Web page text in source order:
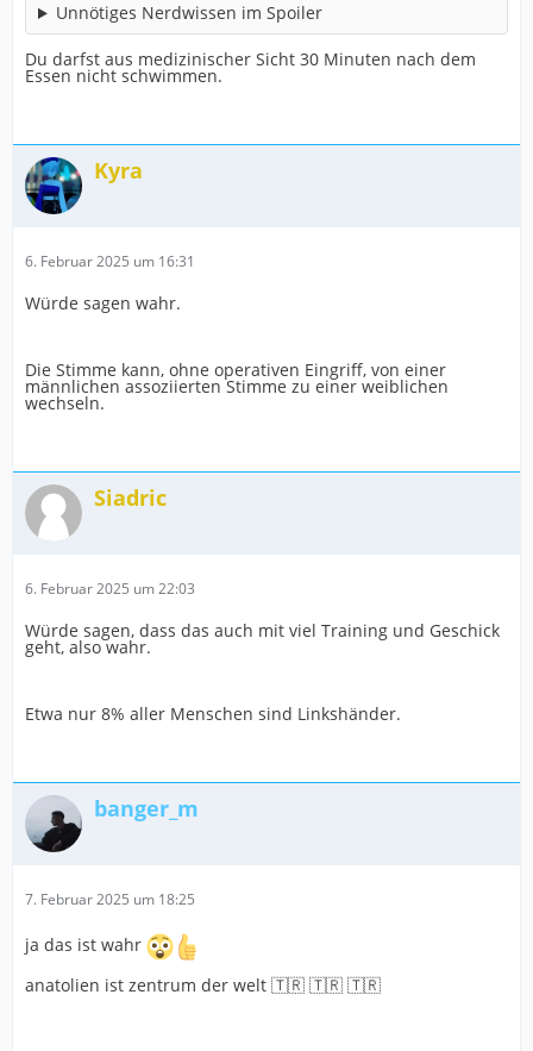
Unnötiges Nerdwissen im Spoiler
Du darfst aus medizinischer Sicht 30 Minuten nach dem
Essen nicht schwimmen.
Kyra
6. Februar 2025 um 16:31
Würde sagen wahr.
Die Stimme kann, ohne operativen Eingriff, von einer
männlichen assoziierten Stimme zu einer weiblichen
wechseln.
Siadric
6. Februar 2025 um 22:03
Würde sagen, dass das auch mit viel Training und Geschick
geht, also wahr.
Etwa nur 8% aller Menschen sind Linkshänder.
banger_m
7. Februar 2025 um 18:25
ja das ist wahr
anatolien ist zentrum der welt 🇹🇷 🇹🇷 🇹🇷